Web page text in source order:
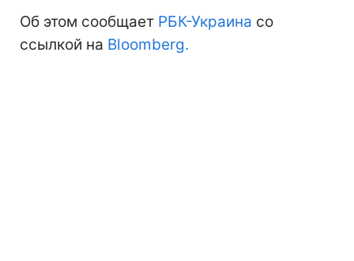
Об этом сообщает РБК-Украина со
ссылкой на Bloomberg.